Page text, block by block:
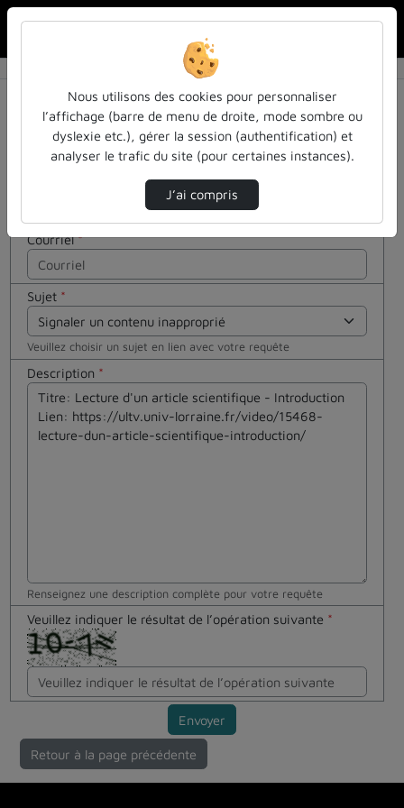
Contactez nous
Votre message
Courriel*
Sujet *
Veuillez choisir un sujet en lien avec votre requête
Description *
Renseignez une description complète pour votre requête
Veuillez indiquer le résultat de l’opération suivante *
Cocher
cette case
si vous êtes
un humain
Envoyer
Retour à la page précédente
Nous utilisons des cookies pour personnaliser
l’affichage (barre de menu de droite, mode sombre ou
dyslexie etc.), gérer la session (authentification) et
analyser le trafic du site (pour certaines instances).
J’ai compris